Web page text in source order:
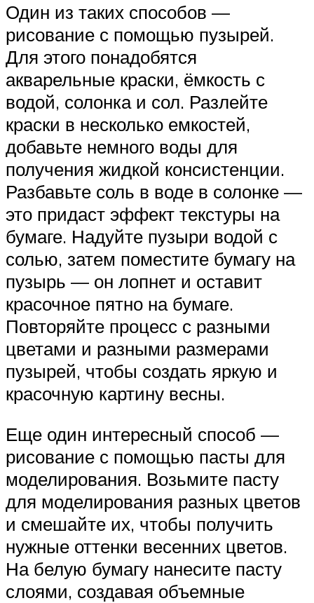
Один из таких способов —
рисование с помощью пузырей.
Для этого понадобятся
акварельные краски, ёмкость с
водой, солонка и сол. Разлейте
краски в несколько емкостей,
добавьте немного воды для
получения жидкой консистенции.
Разбавьте соль в воде в солонке —
это придаст эффект текстуры на
бумаге. Надуйте пузыри водой с
солью, затем поместите бумагу на
пузырь — он лопнет и оставит
красочное пятно на бумаге.
Повторяйте процесс с разными
цветами и разными размерами
пузырей, чтобы создать яркую и
красочную картину весны.
Еще один интересный способ —
рисование с помощью пасты для
моделирования. Возьмите пасту
для моделирования разных цветов
и смешайте их, чтобы получить
нужные оттенки весенних цветов.
На белую бумагу нанесите пасту
слоями, создавая объемные